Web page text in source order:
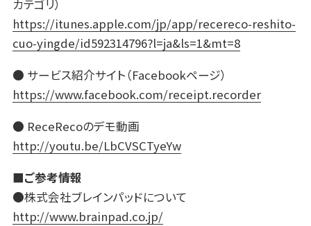
カテゴリ）
https://itunes.apple.com/jp/app/recereco-reshito-
cuo-yingde/id592314796?l=ja&ls=1&mt=8
● サービス紹介サイト（Facebookページ）
https://www.facebook.com/receipt.recorder
● ReceRecoのデモ動画
http://youtu.be/LbCVSCTyeYw
■ご参考情報
●株式会社ブレインパッドについて
http://www.brainpad.co.jp/